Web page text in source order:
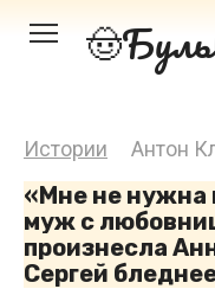
Перейти
Истории Антон
«Мне не нужна
муж с
произнесла
Сергей